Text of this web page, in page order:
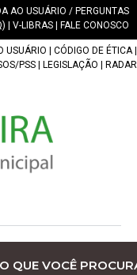
AO USUÁRIO / PERGUNTAS
V-LIBRAS FALE CONOSCO
USUÁRIO CÓDIGO DE ÉTICA|
PSS LEGISLAÇÃO RADAR
O QUE VOCÊ